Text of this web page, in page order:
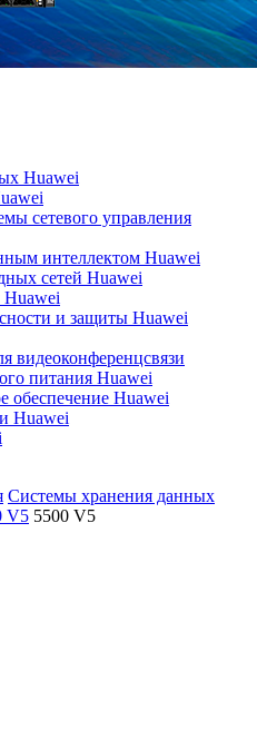
Huawei
сетевого управления
интеллектом Huawei
сетей Huawei
Huawei
и защиты Huawei
видеоконференцсвязи
питания Huawei
обеспечение Huawei
Huawei
Системы хранения данных
V5 5500 V5